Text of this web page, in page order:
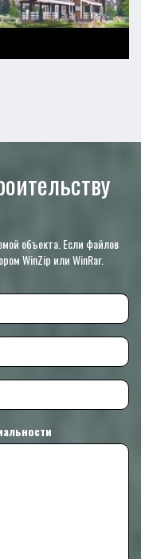
объекта. Если файлов
WinZip или WinRar.